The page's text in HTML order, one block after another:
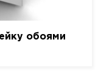
обоями